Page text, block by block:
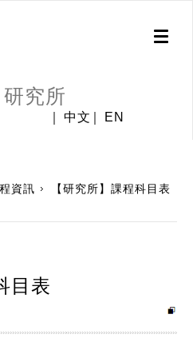
Toggle
究所
中文 EN
資訊 【研究所】課程科目表
目表